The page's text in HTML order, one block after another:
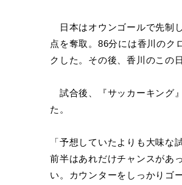
日本はオウンゴールで先制
点を奪取。86分には香川のク
クした。その後、香川のこの
試合後、『サッカーキング
た。
「予想していたよりも大味な
前半はあれだけチャンスがあ
い。カウンターをしっかりゴ